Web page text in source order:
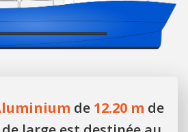
de 12.20 m de